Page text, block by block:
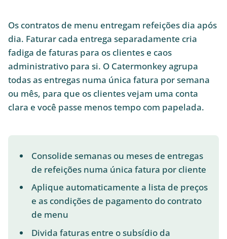
Os contratos de menu entregam refeições dia após
dia. Faturar cada entrega separadamente cria
fadiga de faturas para os clientes e caos
administrativo para si. O Catermonkey agrupa
todas as entregas numa única fatura por semana
ou mês, para que os clientes vejam uma conta
clara e você passe menos tempo com papelada.
Consolide semanas ou meses de entregas
de refeições numa única fatura por cliente
Aplique automaticamente a lista de preços
e as condições de pagamento do contrato
de menu
Divida faturas entre o subsídio da